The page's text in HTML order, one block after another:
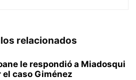
relacionados
le respondió a Miadosqui
el caso Giménez